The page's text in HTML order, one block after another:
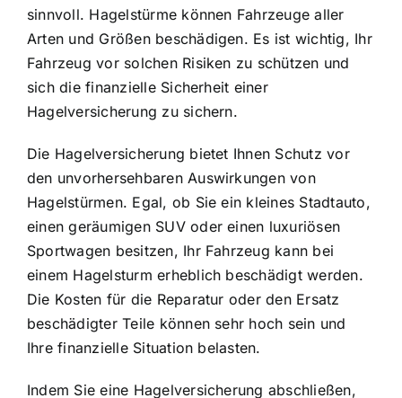
sinnvoll. Hagelstürme können Fahrzeuge aller
Arten und Größen beschädigen. Es ist wichtig, Ihr
Fahrzeug vor solchen Risiken zu schützen und
sich die finanzielle Sicherheit einer
Hagelversicherung zu sichern.
Die Hagelversicherung bietet Ihnen Schutz vor
den unvorhersehbaren Auswirkungen von
Hagelstürmen. Egal, ob Sie ein kleines Stadtauto,
einen geräumigen SUV oder einen luxuriösen
Sportwagen besitzen, Ihr Fahrzeug kann bei
einem Hagelsturm erheblich beschädigt werden.
Die Kosten für die Reparatur oder den Ersatz
beschädigter Teile können sehr hoch sein und
Ihre finanzielle Situation belasten.
Indem Sie eine Hagelversicherung abschließen,